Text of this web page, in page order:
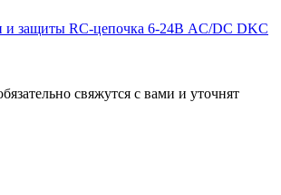
и защиты RC-цепочка 6-24В AC/DC DKC
свяжутся с вами и уточнят